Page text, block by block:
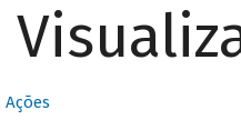
Ações